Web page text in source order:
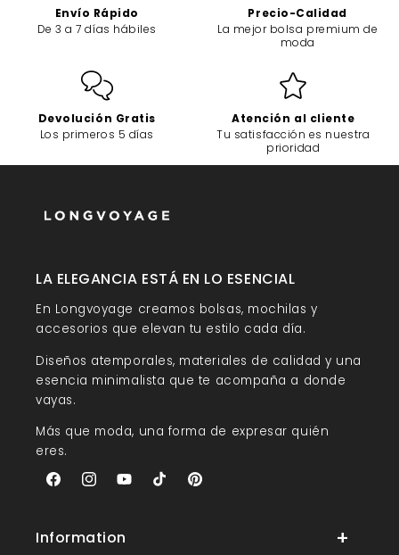
Envío Rápido
De 3 a 7 días hábiles
Precio-Calidad
La mejor bolsa premium de
moda
Devolución Gratis
Los primeros 5 días
Atención al cliente
Tu satisfacción es nuestra
prioridad
LA ELEGANCIA ESTÁ EN LO ESENCIAL
En Longvoyage creamos bolsas, mochilas y
accesorios que elevan tu estilo cada día.
Diseños atemporales, materiales de calidad y una
esencia minimalista que te acompaña a donde
vayas.
Más que moda, una forma de expresar quién
eres.
FacebookInstagramYouTubeTikTok Pinterest
Information